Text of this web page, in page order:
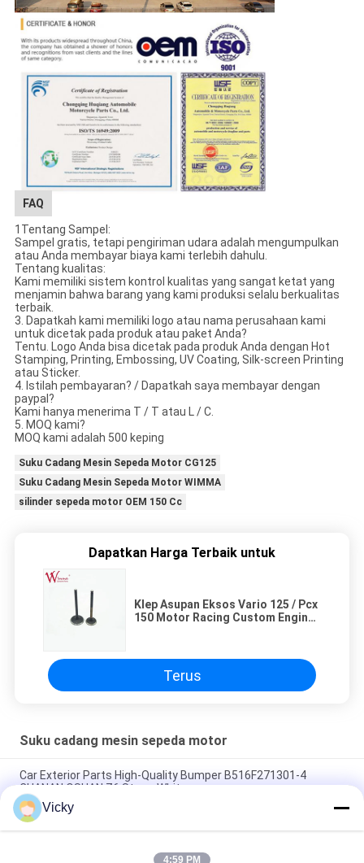
FAQ
1Tentang Sampel:
Sampel gratis, tetapi pengiriman udara adalah mengumpulkan
atau Anda membayar biaya kami terlebih dahulu.
Tentang kualitas:
Kami memiliki sistem kontrol kualitas yang sangat ketat yang
menjamin bahwa barang yang kami produksi selalu berkualitas
terbaik.
3. Dapatkah kami memiliki logo atau nama perusahaan kami
untuk dicetak pada produk atau paket Anda?
Tentu. Logo Anda bisa dicetak pada produk Anda dengan Hot
Stamping, Printing, Embossing, UV Coating, Silk-screen Printing
atau Sticker.
4. Istilah pembayaran? / Dapatkah saya membayar dengan
paypal?
Kami hanya menerima T / T atau L / C.
5. MOQ kami?
MOQ kami adalah 500 keping
Suku Cadang Mesin Sepeda Motor CG125
Suku Cadang Mesin Sepeda Motor WIMMA
silinder sepeda motor OEM 150 Cc
Dapatkan Harga Terbaik untuk
Klep Asupan Eksos Vario 125 / Pcx
150 Motor Racing Custom Engine
Terus
Suku cadang mesin sepeda motor
Car Exterior Parts High-Quality Bumper B516F271301-4
CHANAN OSHAN​ Z6 Starry White
Motor starter Honda EX5 Mesin Sepeda Motor suku cadang
Grosir Murah Dengan Kinerja Tinggi
Vicky
4:59 PM